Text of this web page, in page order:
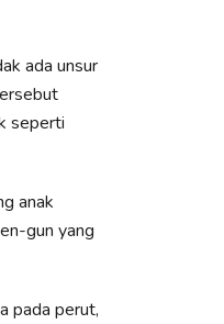
ada unsur
seperti
anak
gun yang
pada perut,